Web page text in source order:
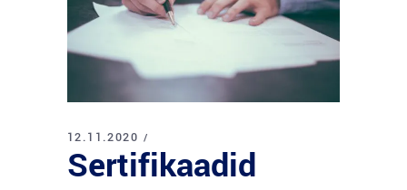
12.11.2020
Sertifikaadid